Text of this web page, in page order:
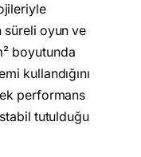
süreli oyun ve
boyutunda
kullandığını
performans
tutulduğu